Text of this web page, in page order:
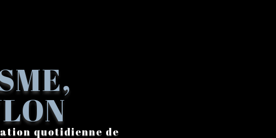
quotidienne de